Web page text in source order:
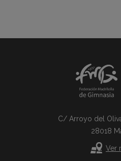
C/ Arroyo del
28018
Ver